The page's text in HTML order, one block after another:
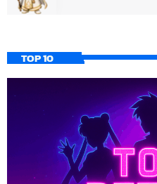
TOP 10